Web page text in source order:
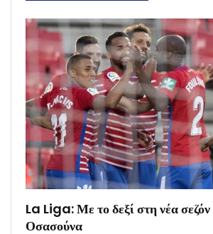
La Liga: Με το δεξί στη νέα
Οσασούνα